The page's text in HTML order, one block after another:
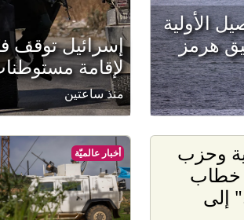
الأولية
هرمز
إسرائيل توقف
لإقامة
منذ ساعتين
وحزب
خطاب
إلى
أخبار عالميّة